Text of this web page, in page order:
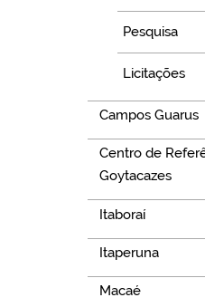
Pesquisa
Licitações
Campos Guarus
Centro de
Goytacazes
Itaboraí
Itaperuna
Macaé